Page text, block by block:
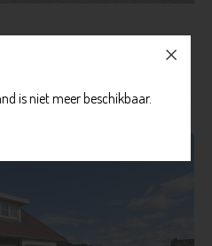
is niet meer beschikbaar.